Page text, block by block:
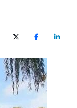
X (Twitter)FacebookLinkedIn